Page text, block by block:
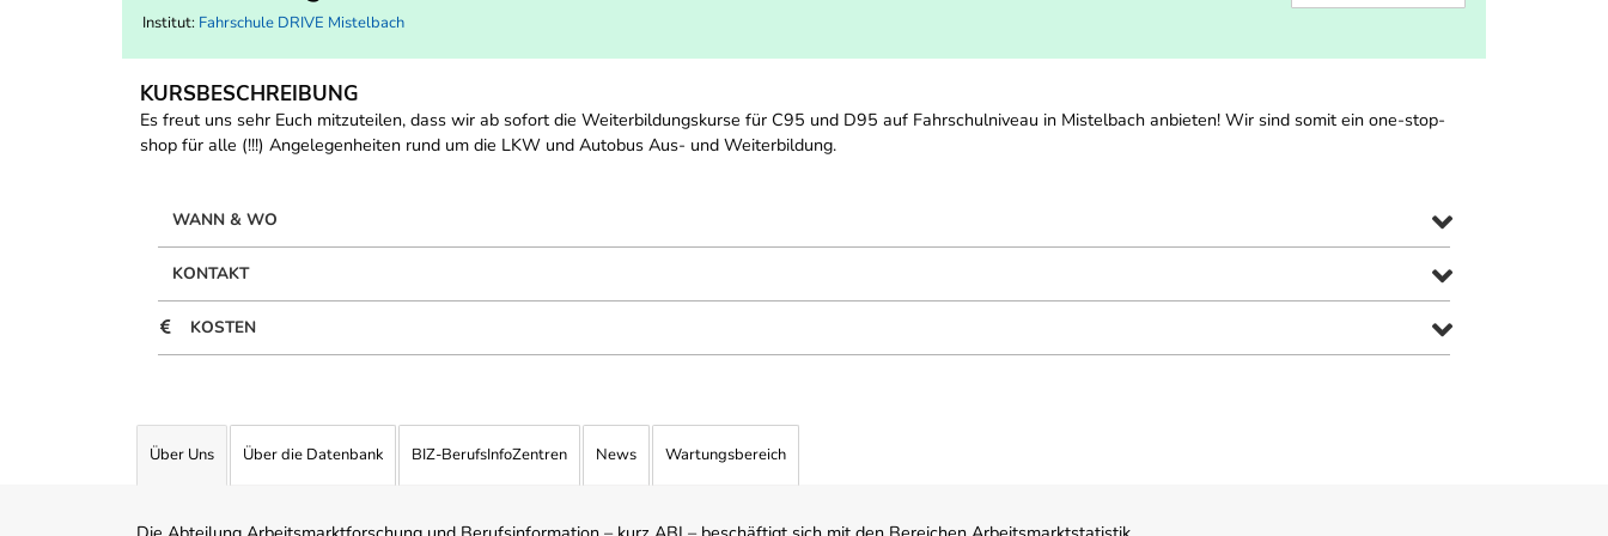
Institut: Fahrschule DRIVE Mistelbach
KURSBESCHREIBUNG
Es freut uns sehr Euch mitzuteilen, dass wir ab sofort die Weiterbildungskurse für C95 und D95 auf Fahrschulniveau in Mistelbach anbieten! Wir sind somit ein one-stop-
shop für alle (!!!) Angelegenheiten rund um die LKW und Autobus Aus- und Weiterbildung.
WANN & WO
KONTAKT
KOSTEN
Über Uns Über die Datenbank BIZ-BerufsInfoZentren News Wartungsbereich